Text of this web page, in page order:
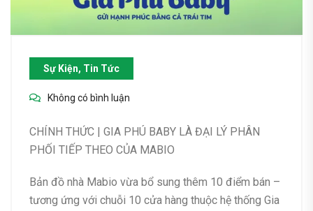
Sự Kiện, Tin Tức
Không có bình luận
CHÍNH THỨC | GIA PHÚ BABY LÀ ĐẠI LÝ PHÂN
PHỐI TIẾP THEO CỦA MABIO
Bản đồ nhà Mabio vừa bổ sung thêm 10 điểm bán –
tương ứng với chuỗi 10 cửa hàng thuộc hệ thống Gia